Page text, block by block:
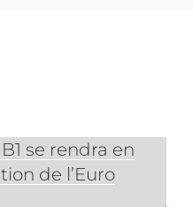
se rendra en
de l’Euro